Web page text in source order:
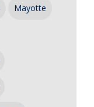
Mayotte